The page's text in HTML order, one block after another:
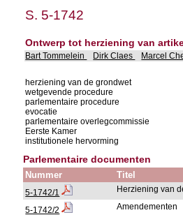
S. 5-1742
Ontwerp tot herziening van
Bart Tommelein Dirk Claes Marcel
herziening van de grondwet
wetgevende procedure
parlementaire procedure
evocatie
parlementaire overlegcommissie
Eerste Kamer
institutionele hervorming
Parlementaire documenten
Nummer Titel
5-1742/1 Herziening van
5-1742/2 Amendementen